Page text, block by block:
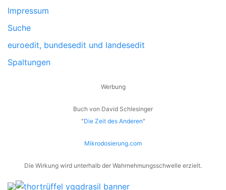
Impressum
Suche
euroedit, bundesedit und landesedit
Spaltungen
Werbung
Buch von David Schlesinger
"Die Zeit des Anderen"
Mikrodosierung.com
Die Wirkung wird unterhalb der Wahrnehmungsschwelle erzielt.